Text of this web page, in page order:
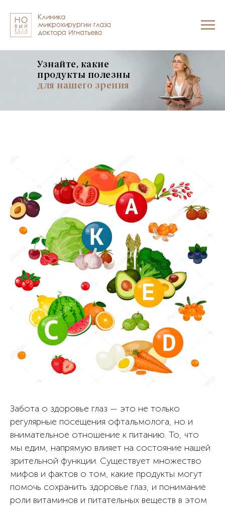
Узнайте, какие
продукты полезны
для нашего зрения
Забота о здоровье глаз — это не только
регулярные посещения офтальмолога, но и
внимательное отношение к питанию. То, что
мы едим, напрямую влияет на состояние нашей
зрительной функции. Существует множество
мифов и фактов о том, какие продукты могут
помочь сохранить здоровье глаз, и понимание
роли витаминов и питательных веществ в этом